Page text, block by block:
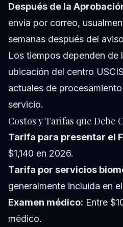
Después de la
envía por correo,
semanas después del
Los tiempos dependen de
ubicación del centro
actuales de
servicio.
Costos y Tarifas que Debe
Tarifa para presentar el
$1,140 en 2026.
Tarifa por servicios
generalmente incluida en
Examen médico: Entre
médico.